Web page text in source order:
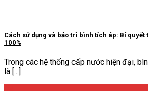
Cách sử dụng và bảo trì bình tích áp: Bí quyết
100%
Trong các hệ thống cấp nước hiện đại,
là [...]